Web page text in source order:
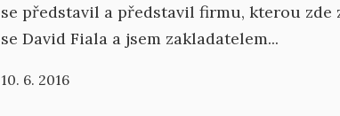
se představil a představil firmu, kterou zde
se David Fiala a jsem zakladatelem...
10. 6. 2016